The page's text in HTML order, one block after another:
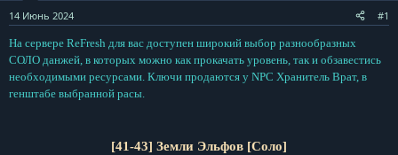
14 Июнь 2024 #1
На сервере ReFresh для вас доступен широкий выбор разнообразных
СОЛО данжей, в которых можно как прокачать уровень, так и обзавестись
необходимыми ресурсами. Ключи продаются у NPC Хранитель Врат, в
генштабе выбранной расы.
[41-43] Земли Эльфов [Соло]